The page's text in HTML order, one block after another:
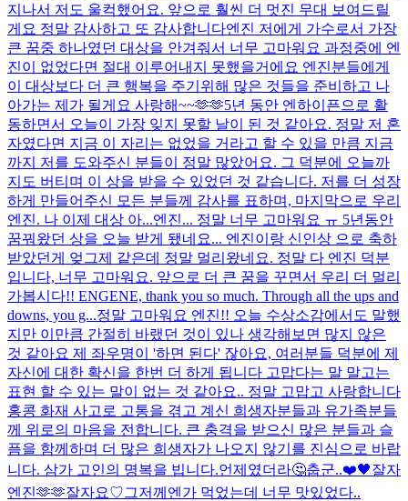
지나서 저도 울컥했어요. 앞으로 훨씬 더 멋진 무대 보여드릴
게요 정말 감사하고 또 감사합니다엔진 저에게 가수로서 가장
큰 꿈중 하나였던 대상을 안겨줘서 너무 고마워요 과정중에 엔
진이 없었다면 절대 이루어내지 못했을거에요 엔진분들에게
이 대상보다 더 큰 행복을 주기위해 많은 것들을 준비하고 나
아가는 제가 될게요 사랑해~~🫶🫶5년 동안 엔하이픈으로 활
동하면서 오늘이 가장 잊지 못할 날이 된 것 같아요. 정말 저 혼
자였다면 지금 이 자리는 없었을 거라고 할 수 있을 만큼 지금
까지 저를 도와주신 분들이 정말 많았어요. 그 덕분에 오늘까
지도 버티며 이 상을 받을 수 있었던 것 같습니다. 저를 더 성장
하게 만들어주신 모든 분들께 감사를 표하며, 마지막으로 우리
엔진. 나 이제 대상 아...엔진... 정말 너무 고마워요 ㅠ 5년동안
꿈꿔왔던 상을 오늘 받게 됐네요... 엔진이랑 신인상 으로 축하
받았던게 엊그제 같은데 정말 멀리왔네요. 정말 다 엔진 덕분
입니다, 너무 고마워요. 앞으로 더 큰 꿈을 꾸면서 우리 더 멀리
가봅시다!! ENGENE, thank you so much. Through all the ups and
downs, you g...정말 고마워요 엔진!! 오늘 수상소감에서도 말했
지만 이만큼 간절히 바랬던 것이 있나 생각해보면 많지 않은
것 같아요 제 좌우명이 '하면 된다' 잖아요, 여러분들 덕분에 제
자신에 대한 확신을 한번 더 하게 됩니다 고맙다는 말 말고는
표현 할 수 있는 말이 없는 것 같아요.. 정말 고맙고 사랑합니다
홍콩 화재 사고로 고통을 겪고 계신 희생자분들과 유가족분들
께 위로의 마음을 전합니다. 큰 충격을 받으신 많은 분들과 슬
픔을 함께하며 더 많은 희생자가 나오지 않기를 진심으로 바랍
니다. 삼가 고인의 명복을 빕니다.언제였더라🤔춥군..❤️🖤잘자
엔진🫶🫶잘자요♡그저께엔가 먹었는데 너무 맛있었다..